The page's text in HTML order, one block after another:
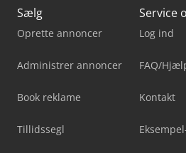
Sælg
Oprette annoncer
Administrer annoncer
Book reklame
Tillidssegl
Service
Log ind
FAQ/
Kontakt